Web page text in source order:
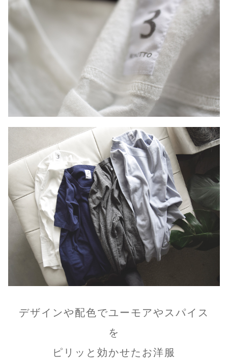
デザインや配色でユーモアやスパイス
を
ピリッと効かせたお洋服